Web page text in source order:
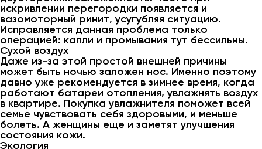
искривлении перегородки появляется и
вазомоторный ринит, усугубляя ситуацию.
Исправляется данная проблема только
операцией: капли и промывания тут бессильны.
Сухой воздух
Даже из-за этой простой внешней причины
может быть ночью заложен нос. Именно поэтому
давно уже рекомендуется в зимнее время, когда
работают батареи отопления, увлажнять воздух
в квартире. Покупка увлажнителя поможет всей
семье чувствовать себя здоровыми, и меньше
болеть. А женщины еще и заметят улучшения
состояния кожи.
Экология